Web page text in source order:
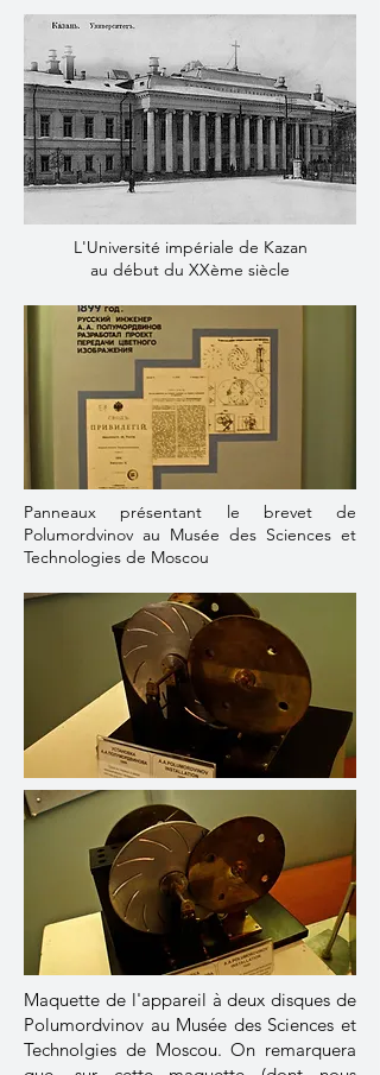
L'Université impériale de Kazan
au début du XXème siècle
Panneaux présentant le brevet de
Polumordvinov au Musée des Sciences et
Technologies de Moscou
Maquette de l'appareil à deux disques de
Polumordvinov au Musée des Sciences et
Technolgies de Moscou. On remarquera